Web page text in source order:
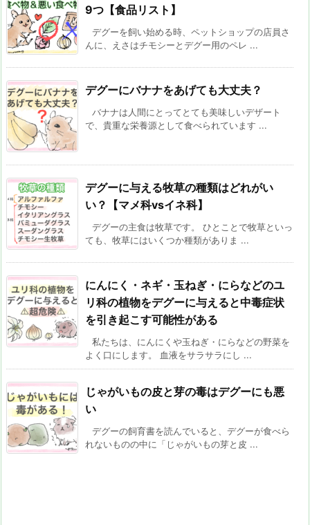
9つ【食品リスト】
デグーを飼い始める時、ペットショップの店員さ
んに、えさはチモシーとデグー用のペレ ...
デグーにバナナをあげても大丈夫？
バナナは人間にとってとても美味しいデザート
で、貴重な栄養源として食べられています ...
デグーに与える牧草の種類はどれがい
い？【マメ科vsイネ科】
デグーの主食は牧草です。 ひとことで牧草といっ
ても、牧草にはいくつか種類がありま ...
にんにく・ネギ・玉ねぎ・にらなどのユ
リ科の植物をデグーに与えると中毒症状
を引き起こす可能性がある
私たちは、にんにくや玉ねぎ・にらなどの野菜を
よく口にします。 血液をサラサラにし ...
じゃがいもの皮と芽の毒はデグーにも悪
い
デグーの飼育書を読んでいると、デグーが食べら
れないものの中に「じゃがいもの芽と皮 ...